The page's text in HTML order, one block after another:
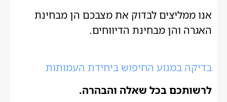
אנו ממליצים לבדוק את מצבכם הן מבחינת
האגרה והן מבחינת הדיווחים.
בדיקה במנוע החיפוש ביחידת העמותות
לרשותכם בכל שאלה והבהרה.